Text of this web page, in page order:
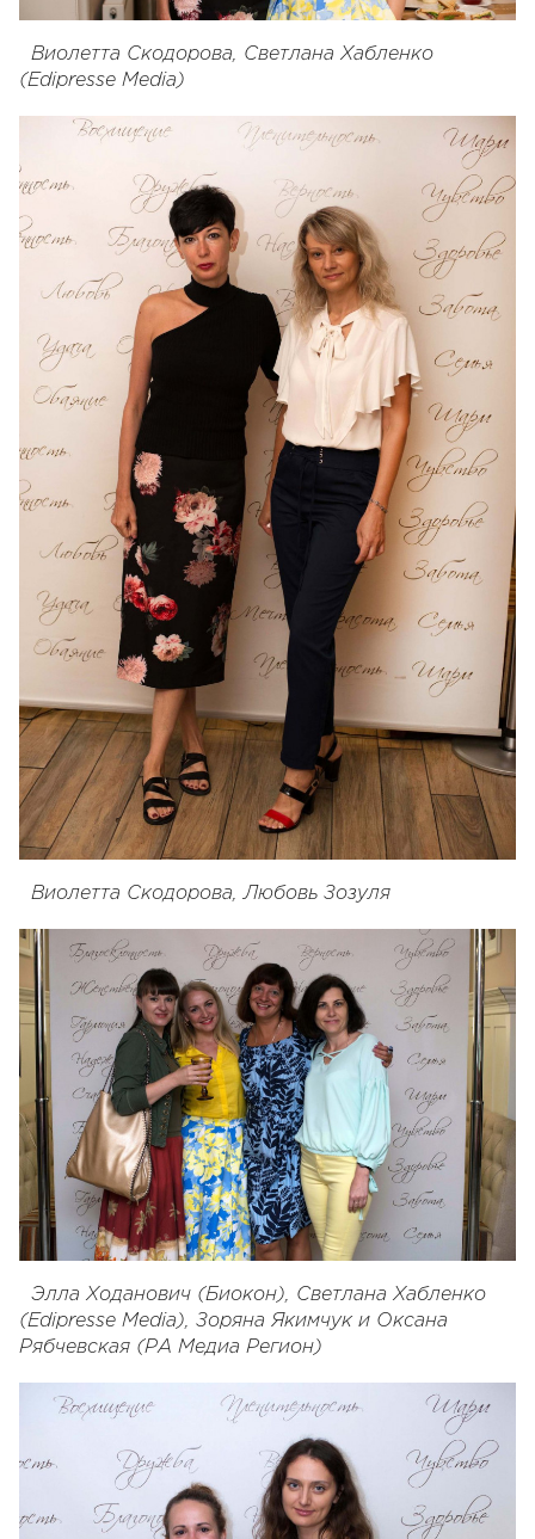
Виолетта Скодорова, Светлана Хабленко
(Edipresse Media)
Виолетта Скодорова, Любовь Зозуля
Элла Ходанович (Биокон), Светлана Хабленко
(Edipresse Media), Зоряна Якимчук и Оксана
Рябчевская (РА Медиа Регион)